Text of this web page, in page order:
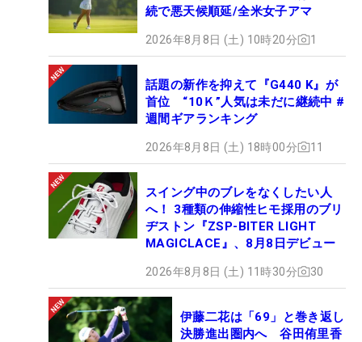
続で悪天候順延/全米女子アマ
2026年8月8日 (土) 10時20分 1
話題の新作を抑えて『G440 K』が
首位 “10Ｋ”人気は未だに継続中 #
週間ギアランキング
2026年8月8日 (土) 18時00分 11
スイング中のブレをなくしたい人
へ！ 3種類の伸縮性ヒモ採用のブリ
ヂストン『ZSP-BITER LIGHT
MAGICLACE』、8月8日デビュー
2026年8月8日 (土) 11時30分 30
伊藤二花は「69」と巻き返し
決勝進出圏内へ 谷田侑里香